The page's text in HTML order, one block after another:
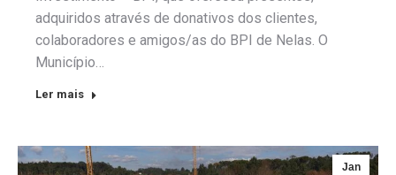
adquiridos através de donativos dos clientes,
colaboradores e amigos/as do BPI de Nelas. O
Município…
Ler mais
Jan